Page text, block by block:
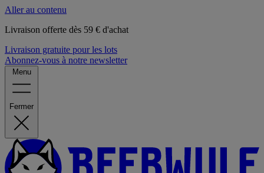
Aller au contenu
Livraison offerte dès 59 € d'achat
Livraison gratuite pour les lots
Abonnez-vous à notre newsletter
Menu
Fermer